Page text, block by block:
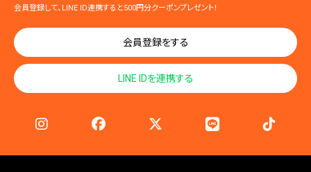
会員登録して、LINE ID連携すると500円分クーポンプレゼント！
会員登録をする
LINE IDを連携する